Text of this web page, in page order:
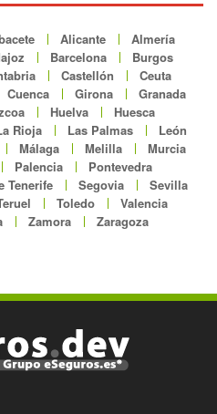
Alicante
Almería
Barcelona
Burgos
Castellón
Ceuta
Cuenca Girona
Granada
Huelva
Huesca
Rioja Las Palmas
León
Málaga Melilla
Murcia
Palencia
Pontevedra
Tenerife Segovia
Sevilla
Toledo
Valencia
Zamora Zaragoza